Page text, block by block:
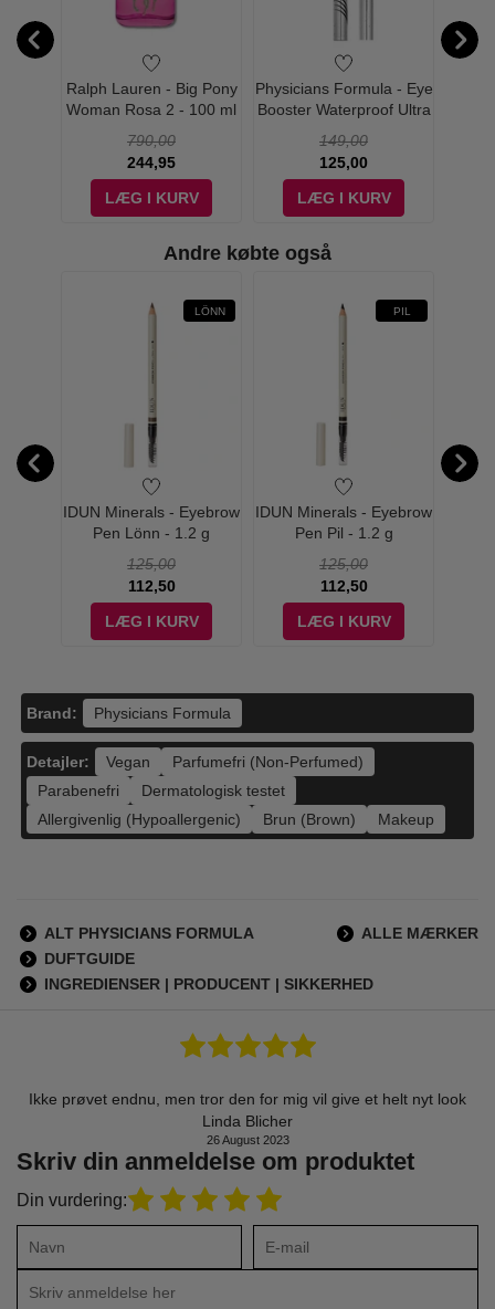
Ralph Lauren - Big Pony
Woman Rosa 2 - 100 ml
790,00
244,95
LÆG I KURV
Physicians Formula - Eye
Booster Waterproof Ultra
Black
149,00
125,00
LÆG I KURV
Andre købte også
LÖNN
IDUN Minerals - Eyebrow
Pen Lönn - 1.2 g
125,00
112,50
LÆG I KURV
PIL
IDUN Minerals - Eyebrow
Pen Pil - 1.2 g
125,00
112,50
LÆG I KURV
Brand: Physicians Formula
Detajler: Vegan
Parfumefri (Non-Perfumed)
Parabenefri
Dermatologisk testet
Allergivenlig (Hypoallergenic)
Brun (Brown) Makeup
ALT PHYSICIANS FORMULA
ALLE MÆRKER
DUFTGUIDE
INGREDIENSER | PRODUCENT | SIKKERHED
Skriv din anmeldelse om produktet
Din vurdering:
Ikke prøvet endnu, men tror den for mig vil give et helt nyt look
Linda Blicher
26 August 2023